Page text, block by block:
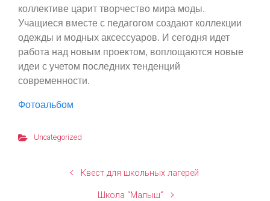
коллективе царит творчество мира моды.
Учащиеся вместе с педагогом создают коллекции
одежды и модных аксессуаров. И сегодня идет
работа над новым проектом, воплощаются новые
идеи с учетом последних тенденций
современности.
Фотоальбом
Uncategorized
Квест для школьных лагерей
Школа “Малыш”